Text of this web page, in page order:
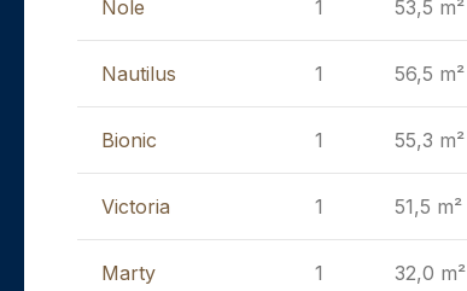
Nole 1 53,5 m²
Nautilus 1 56,5 m²
Bionic 1 55,3 m²
Victoria 1 51,5 m²
Marty 1 32,0 m²